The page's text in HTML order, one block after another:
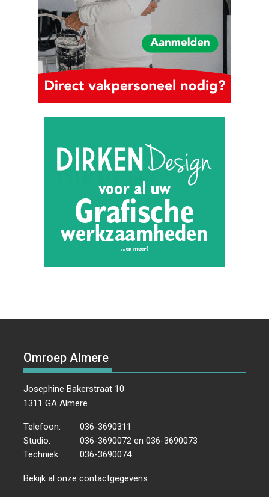
Omroep Almere
Josephine Bakerstraat 10
1311 GA Almere
Telefoon:
036-3690311
Studio:
036-3690072 en 036-3690073
Techniek:
036-3690074
Bekijk al onzecontactgegevens.